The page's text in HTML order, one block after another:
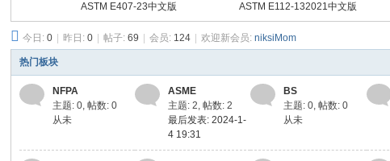
ASTM E407-23中文版 ASTM E112-132021中文版
今日:0 昨日:0 帖子:69 会员: 124 欢迎新会员:niksiMom
热门板块
NFPA
主题: 0,帖数: 0
从未
ASME
主题: 2,帖数: 2
最后发表: 2024-1-
4 19:31
BS
主题: 0,帖数: 0
从未